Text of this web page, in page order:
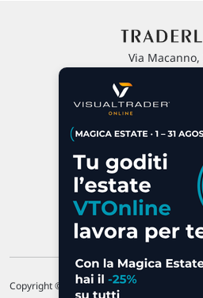
Via Macanno,
P.IVA 02 452
Chi siamo
Commenti e
Contattaci
Copyright © 1996-2026 Traderlink Italia s.r.l.